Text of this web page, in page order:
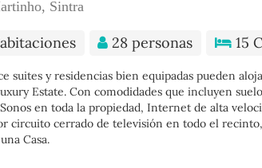
Sintra
28 personas 15
suites y residencias bien equipadas pueden
Estate. Con comodidades que incluyen
en toda la propiedad, Internet de alta
circuito cerrado de televisión en todo el
Casa.